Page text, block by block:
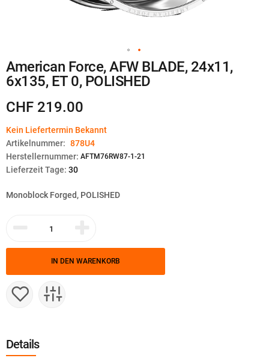
Zum
Anfang
der
Bildgalerie
American Force, AFW BLADE, 24x11,
6x135, ET 0, POLISHED
CHF 219.00
Kein Liefertermin Bekannt
Artikelnummer: 878U4
Herstellernummer: AFTM76RW87-1-21
Lieferzeit Tage: 30
Monoblock Forged, POLISHED
IN DEN WARENKORB
Details